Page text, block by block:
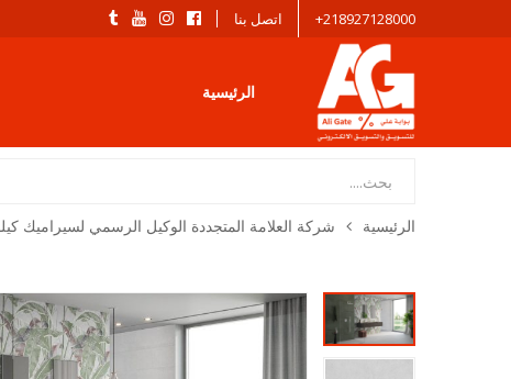
218927128000+ اتصل بنا
الرئيسية
Products
search
الرئيسية شركة العلامة المتجددة الوكيل الرسمي لسيراميك